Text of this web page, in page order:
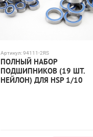
Артикул:94111-2RS
ПОЛНЫЙ НАБОР
ПОДШИПНИКОВ (19 ШТ.
НЕЙЛОН) ДЛЯ HSP 1/10